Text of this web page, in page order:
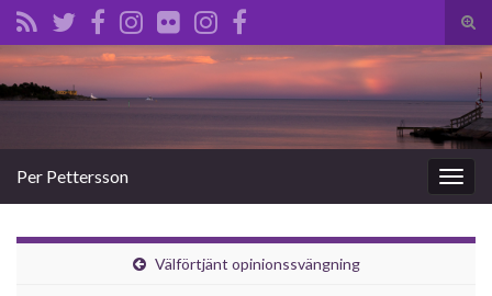
Slå
på/
Search for:
Slå
på/av
Per Pettersson
Välförtjänt opinionssvängning